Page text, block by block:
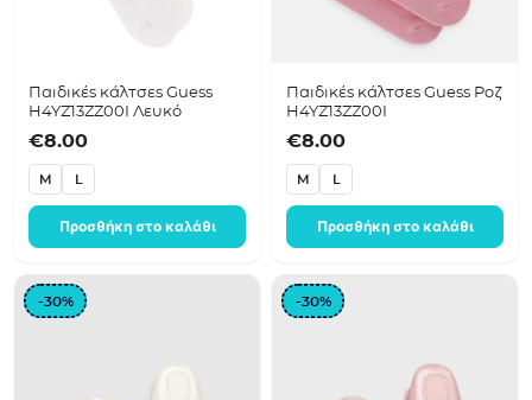
Παιδικές κάλτσες Guess
H4YZ13ZZ00I Λευκό
€8.00
M L
Προσθήκη στο καλάθι
Παιδικές κάλτσες Guess Ροζ
H4YZ13ZZ00I
€8.00
M L
Προσθήκη στο καλάθι
-30% -30%